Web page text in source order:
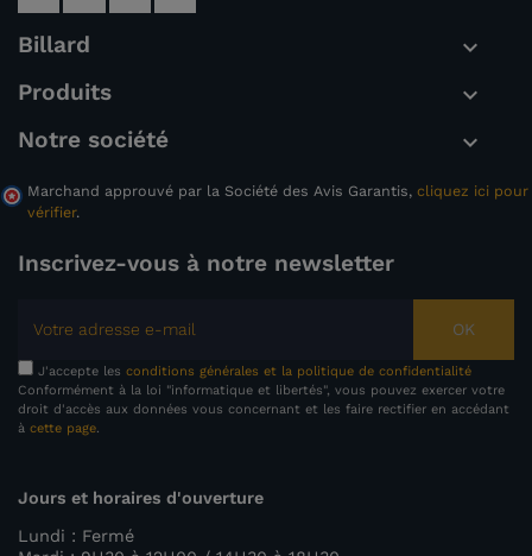
Billard 
Produits 
Notre société 
Marchand approuvé par la Société des Avis Garantis, cliquez ici pour
vérifier.
Inscrivez-vous à notre newsletter
OK
J'accepte les conditions générales et la politique de confidentialité
Conformément à la loi "informatique et libertés", vous pouvez exercer votre
droit d'accès aux données vous concernant et les faire rectifier en accédant
à cette page.
Jours et horaires d'ouverture
Lundi : Fermé